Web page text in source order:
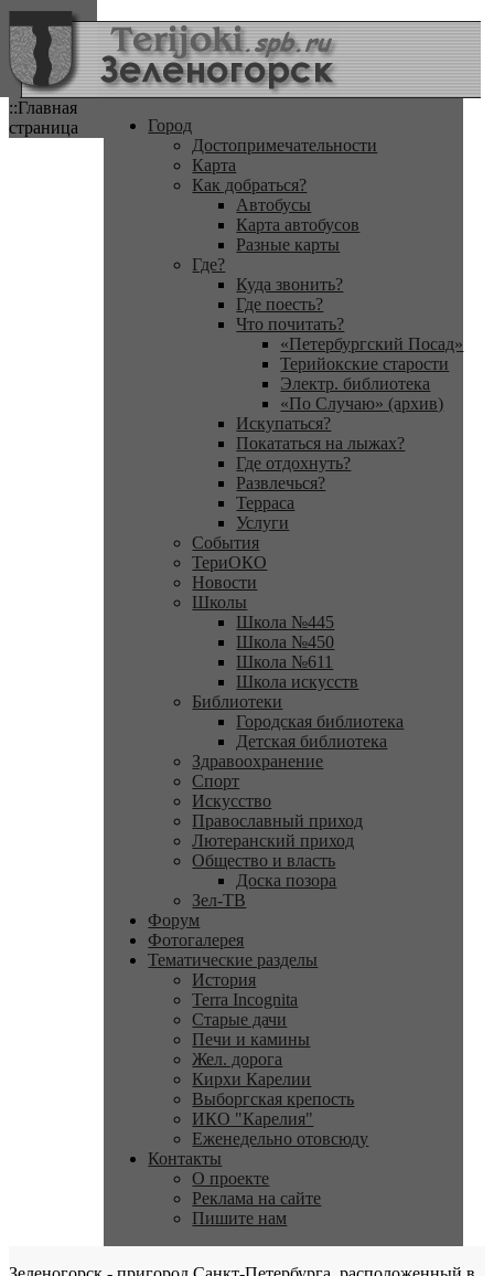
::Главная
страница
Город
Достопримечательности
Карта
Как добраться?
Автобусы
Карта автобусов
Разные карты
Где?
Куда звонить?
Где поесть?
Что почитать?
«Петербургский Посад»
Терийокские старости
Электр. библиотека
«По Случаю» (архив)
Искупаться?
Покататься на лыжах?
Где отдохнуть?
Развлечься?
Терраса
Услуги
События
ТериОКО
Новости
Школы
Школа №445
Школа №450
Школа №611
Школа искусств
Библиотеки
Городская библиотека
Детская библиотека
Здравоохранение
Спорт
Искусство
Православный приход
Лютеранский приход
Общество и власть
Доска позора
Зел-ТВ
Форум
Фотогалерея
Тематические разделы
История
Terra Incognita
Старые дачи
Печи и камины
Жел. дорога
Кирхи Карелии
Выборгская крепость
ИКО "Карелия"
Еженедельно отовсюду
Контакты
О проекте
Реклама на сайте
Пишите нам